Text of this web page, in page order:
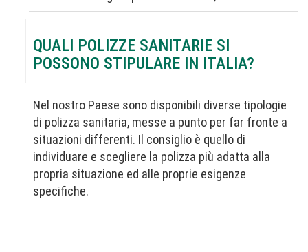
QUALI POLIZZE SANITARIE SI
POSSONO STIPULARE IN ITALIA?
Nel nostro Paese sono disponibili diverse tipologie
di polizza sanitaria, messe a punto per far fronte a
situazioni differenti. Il consiglio è quello di
individuare e scegliere la polizza più adatta alla
propria situazione ed alle proprie esigenze
specifiche.